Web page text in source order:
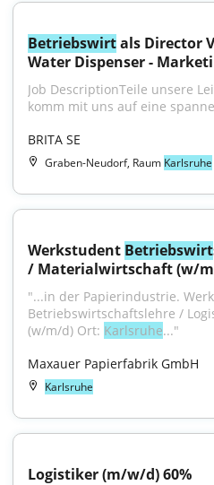
Betriebswirt als Director
Water Dispenser -
Job DescriptionTeile unsere
komm mit uns auf eine
BRITA SE
Graben-Neudorf, Raum Karlsruhe
Werkstudent Betriebswirt
/ Materialwirtschaft (w/
"...in der Papierindustrie.
Betriebswirtschaftslehre /
(w/m/d) Ort: Karlsruhe..."
Maxauer Papierfabrik GmbH
Karlsruhe
Logistiker (m/w/d) 60%